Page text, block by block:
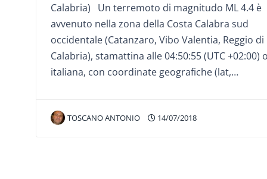
Calabria) Un terremoto di magnitudo ML 4.4 è
avvenuto nella zona della Costa Calabra sud
occidentale (Catanzaro, Vibo Valentia, Reggio di
Calabria), stamattina alle 04:50:55 (UTC +02:00)
italiana, con coordinate geografiche (lat,…
TOSCANO ANTONIO 14/07/2018